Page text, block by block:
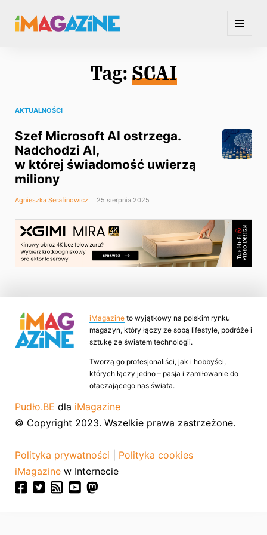
Tag: SCAI
AKTUALNOŚCI
Szef Microsoft AI ostrzega.
Nadchodzi AI,
w której świadomość uwierzą
miliony
Agnieszka Serafinowicz 25 sierpnia 2025
iMagazine to wyjątkowy na polskim rynku
magazyn, który łączy ze sobą lifestyle, podróże i
sztukę ze światem technologii.
Tworzą go profesjonaliści, jak i hobbyści,
których łączy jedno – pasja i zamiłowanie do
otaczającego nas świata.
Pudło.BE dla iMagazine
© Copyright 2023. Wszelkie prawa zastrzeżone.
Polityka prywatności
Polityka cookies
iMagazine w Internecie